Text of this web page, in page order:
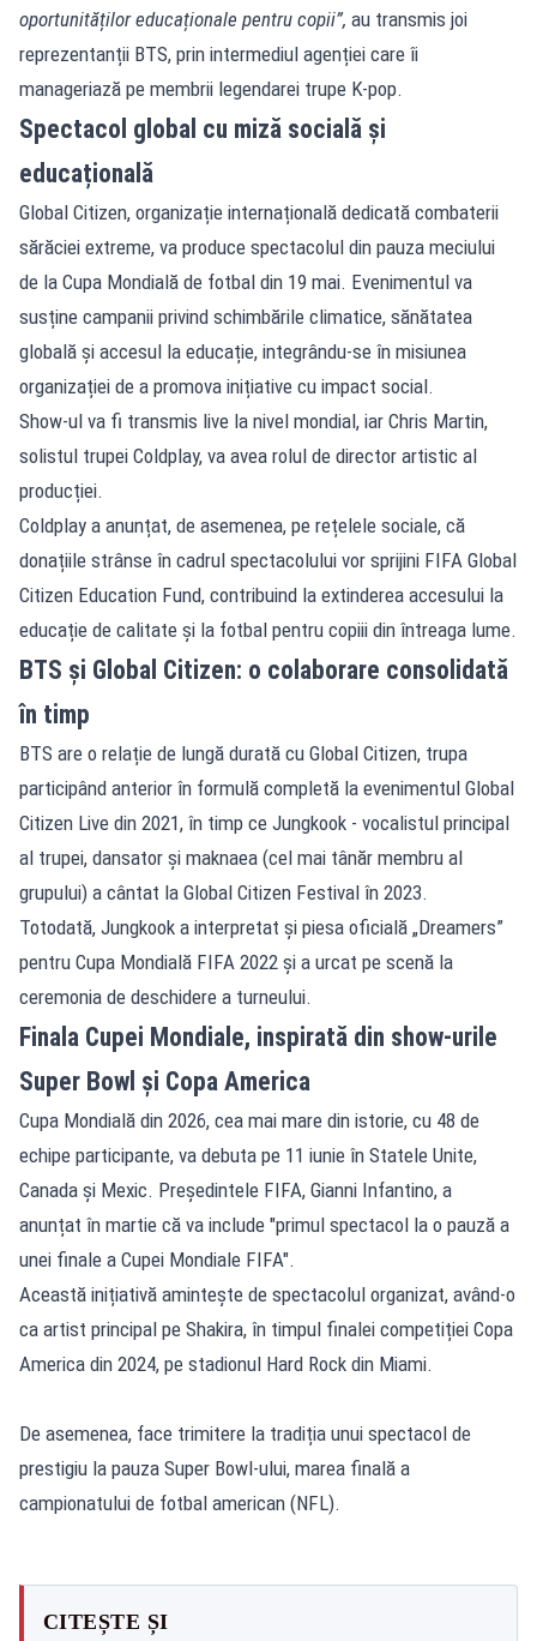
oportunităților educaționale pentru copii”, au transmis joi
reprezentanții BTS, prin intermediul agenției care îi
manageriază pe membrii legendarei trupe K-pop.
Spectacol global cu miză socială și
educațională
Global Citizen, organizație internațională dedicată combaterii
sărăciei extreme, va produce spectacolul din pauza meciului
de la Cupa Mondială de fotbal din 19 mai. Evenimentul va
susține campanii privind schimbările climatice, sănătatea
globală și accesul la educație, integrându-se în misiunea
organizației de a promova inițiative cu impact social.
Show-ul va fi transmis live la nivel mondial, iar Chris Martin,
solistul trupei Coldplay, va avea rolul de director artistic al
producției.
Coldplay a anunțat, de asemenea, pe rețelele sociale, că
donațiile strânse în cadrul spectacolului vor sprijini FIFA Global
Citizen Education Fund, contribuind la extinderea accesului la
educație de calitate și la fotbal pentru copiii din întreaga lume.
BTS și Global Citizen: o colaborare consolidată
în timp
BTS are o relație de lungă durată cu Global Citizen, trupa
participând anterior în formulă completă la evenimentul Global
Citizen Live din 2021, în timp ce Jungkook - vocalistul principal
al trupei, dansator și maknaea (cel mai tânăr membru al
grupului) a cântat la Global Citizen Festival în 2023.
Totodată, Jungkook a interpretat și piesa oficială „Dreamers”
pentru Cupa Mondială FIFA 2022 și a urcat pe scenă la
ceremonia de deschidere a turneului.
Finala Cupei Mondiale, inspirată din show-urile
Super Bowl și Copa America
Cupa Mondială din 2026, cea mai mare din istorie, cu 48 de
echipe participante, va debuta pe 11 iunie în Statele Unite,
Canada și Mexic. Președintele FIFA, Gianni Infantino, a
anunțat în martie că va include "primul spectacol la o pauză a
unei finale a Cupei Mondiale FIFA".
Această inițiativă amintește de spectacolul organizat, având-o
ca artist principal pe Shakira, în timpul finalei competiției Copa
America din 2024, pe stadionul Hard Rock din Miami.
De asemenea, face trimitere la tradiția unui spectacol de
prestigiu la pauza Super Bowl-ului, marea finală a
campionatului de fotbal american (NFL).
CITEȘTE ȘI